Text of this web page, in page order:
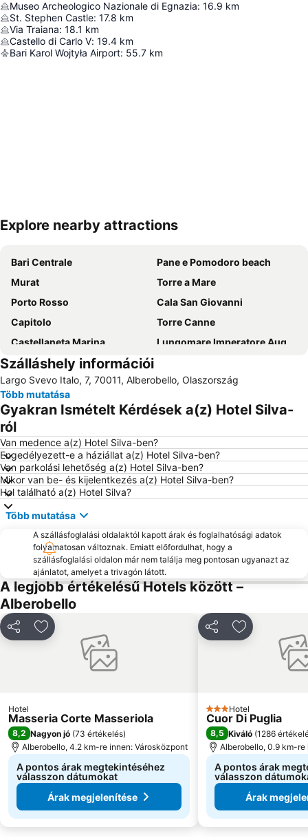
Museo Archeologico Nazionale di Egnazia: 16.9 km
St. Stephen Castle: 17.8 km
Via Traiana: 18.1 km
Castello di Carlo V: 19.4 km
Bari Karol Wojtyła Airport: 55.7 km
Nagy méretű térkép
Explore nearby attractions
Bari Centrale
Pane e Pomodoro beach
Murat
Torre a Mare
Porto Rosso
Cala San Giovanni
Capitolo
Torre Canne
Castellaneta Marina
Lungomare Imperatore Augusto
San Nicola
Grotte di Castellana
Bender Qassim Nemzetközi Repülőtér
Teatro Margherita
Corso Vittorio Emanuele
Porto di Bari
Via Sparano da Bari
Castello Normanno-Svevo
Marina di Ginosa
The Trulli of Alberobello
Zoosafari
Savelletri
Cozze
Orto Botanico
Primitivo
Saint Nicholas Folk Festival
Piazza Cristoforo Colombo
Lido Santo Stefano
Centro storico
Taranto - Grottaglie Repülőtér
Ceglie del Campo
Mungivacca
Centro storico
Marina di Pulsano
Szálláshely információi
Largo Svevo Italo, 7, 70011, Alberobello, Olaszország
Több mutatása
Gyakran Ismételt Kérdések a(z) Hotel Silva-
ról
Van medence a(z) Hotel Silva-ben?
Engedélyezett-e a háziállat a(z) Hotel Silva-ben?
Van parkolási lehetőség a(z) Hotel Silva-ben?
Mikor van be- és kijelentkezés a(z) Hotel Silva-ben?
Hol található a(z) Hotel Silva?
Több mutatása
A szállásfoglalási oldalaktól kapott árak és foglalhatósági adatok
folyamatosan változnak. Emiatt előfordulhat, hogy a
szállásfoglalási oldalon már nem találja meg pontosan ugyanazt az
ajánlatot, amelyet a trivagón látott.
A legjobb értékelésű Hotels között –
Alberobello
MegosztásHozzáadás a kedvencekhez
Hotel
Masseria Corte Masseriola
8,2 Nagyon jó (73 értékelés)
Alberobello, 4.2 km-re innen: Városközpont
A pontos árak megtekintéséhez
válasszon dátumokat
Árak megjelenítése
MegosztásHozzáadás
3 Kategória
Hotel
Cuor Di Puglia
8,5 Kiváló (1286
Alberobello, 0.9 km-re
A pontos árak
válasszon
Árak